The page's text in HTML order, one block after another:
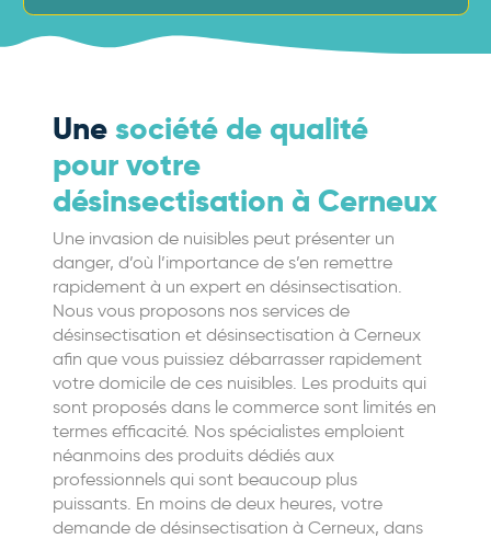
Une société de qualité
pour votre
désinsectisation à Cerneux
Une invasion de nuisibles peut présenter un
danger, d’où l’importance de s’en remettre
rapidement à un expert en désinsectisation.
Nous vous proposons nos services de
désinsectisation et désinsectisation à Cerneux
afin que vous puissiez débarrasser rapidement
votre domicile de ces nuisibles. Les produits qui
sont proposés dans le commerce sont limités en
termes efficacité. Nos spécialistes emploient
néanmoins des produits dédiés aux
professionnels qui sont beaucoup plus
puissants. En moins de deux heures, votre
demande de désinsectisation à Cerneux, dans